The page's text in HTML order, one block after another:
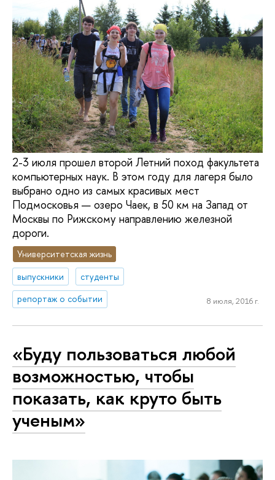
2-3 июля прошел второй Летний поход факультета
компьютерных наук. В этом году для лагеря было
выбрано одно из самых красивых мест
Подмосковья — озеро Чаек, в 50 км на Запад от
Москвы по Рижскому направлению железной
дороги.
Университетская жизнь
выпускники
студенты
репортаж о событии
8 июля, 2016 г.
«Буду пользоваться любой
возможностью, чтобы
показать, как круто быть
ученым»